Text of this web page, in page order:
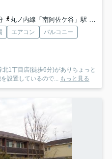
丸ノ内線「南阿佐ケ谷」駅 徒歩19分
エアコン
バルコニー
1丁目店(徒歩6分)がありちょっと
設置しているので... もっと見る